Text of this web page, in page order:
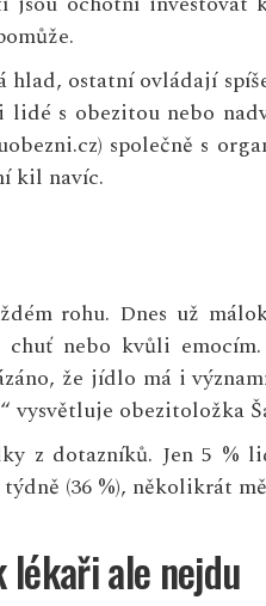
ostatní ovládají
s obezitou nebo
společně s
kil navíc.
rohu. Dnes už
nebo kvůli emocím.
že jídlo má i
vysvětluje obezitoložka
z dotazníků. Jen 5 %
(36 %), několikrát
lékaři ale nejdu